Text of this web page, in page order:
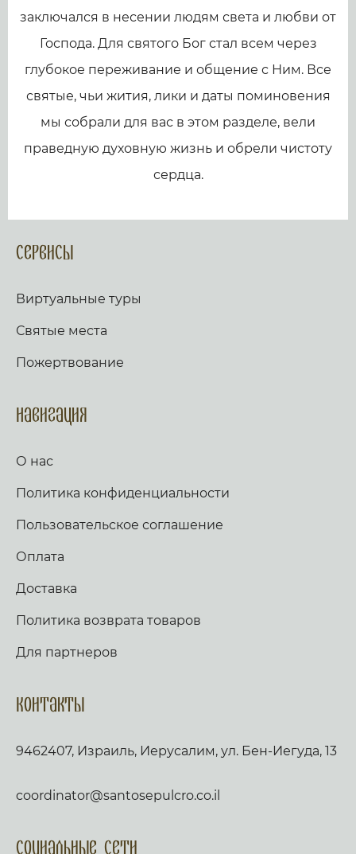
заключался в несении людям света и любви от
Господа. Для святого Бог стал всем через
глубокое переживание и общение с Ним. Все
святые, чьи жития, лики и даты поминовения
мы собрали для вас в этом разделе, вели
праведную духовную жизнь и обрели чистоту
сердца.
Сервисы
Виртуальные туры
Святые места
Пожертвование
Навигация
О нас
Политика конфиденциальности
Пользовательское соглашение
Оплата
Доставка
Политика возврата товаров
Для партнеров
Контакты
9462407, Израиль, Иерусалим, ул. Бен-Иегуда, 13
coordinator@santosepulcro.co.il